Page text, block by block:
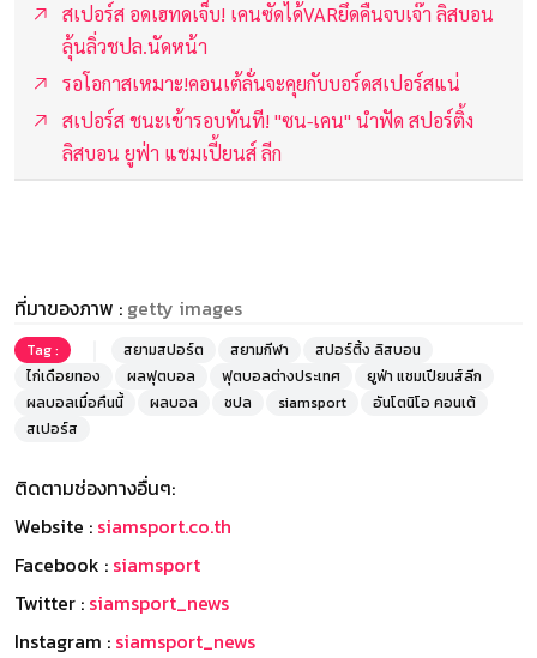
สเปอร์ส อดเฮทดเจ็บ! เคนซัดได้VARยึดคืนจบเจ๊า ลิสบอน
ลุ้นลิ่วชปล.นัดหน้า
รอโอกาสเหมาะ!คอนเต้ลั่นจะคุยกับบอร์ดสเปอร์สแน่
สเปอร์ส ชนะเข้ารอบทันที! "ซน-เคน" นำฟัด สปอร์ติ้ง
ลิสบอน ยูฟ่า แชมเปี้ยนส์ ลีก
ที่มาของภาพ : getty images
Tag : สยามสปอร์ต สยามกีฬา
สปอร์ติ้ง ลิสบอน
ไก่เดือยทอง
ผลฟุตบอล ฟุตบอลต่างประเทศ
ยูฟ่า แชมเปียนส์ลีก
ผลบอลเมื่อคืนนี้
ผลบอล ชปล siamsport
อันโตนิโอ คอนเต้
สเปอร์ส
ติดตามช่องทางอื่นๆ:
Website : siamsport.co.th
Facebook : siamsport
Twitter : siamsport_news
Instagram : siamsport_news